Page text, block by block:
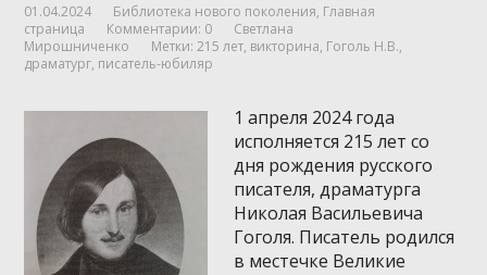
01.04.2024 Библиотека нового поколения, Главная
страница
Комментарии: 0
Светлана
Мирошниченко
Метки:215 лет, викторина, Гоголь Н.В.,
драматург, писатель-юбиляр
1 апреля 2024 года
исполняется 215 лет со
дня рождения русского
писателя, драматурга
Николая Васильевича
Гоголя. Писатель родился
в местечке Великие